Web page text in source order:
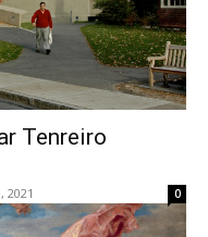
Tenreiro
2021 0